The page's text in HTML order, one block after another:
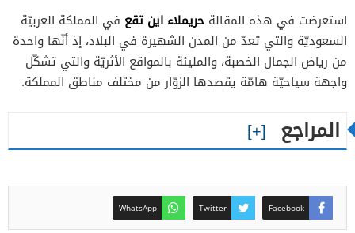
استعرضت في هذه المقالة حريملاء اين تقع في المملكة العربيّة
السعوديّة والتي تعدّ من المدن الشهيرة في البلاد، إذ أنّها واحدة
من رياض الجمال الخصبة، والمليئة بالمواقع الأثريّة والتي تشكّل
واجهة سياحيّة هامّة يقصدها الزوّار من مختلف مناطق المملكة.
المراجع
Facebook
Twitter
WhatsApp